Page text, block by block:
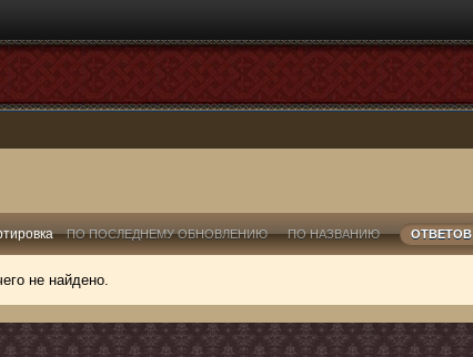
ПО ПОСЛЕДНЕМУ ОБНОВЛЕНИЮ ПО НАЗВАНИЮ ОТВЕТОВ
не найдено.